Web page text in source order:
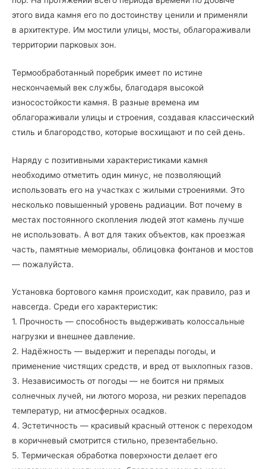
этого вида камня его по достоинству ценили и применяли
в архитектуре. Им мостили улицы, мосты, облагораживали
территории парковых зон.
Термообработанный поребрик имеет по истине
нескончаемый век службы, благодаря высокой
износостойкости камня. В разные времена им
облагораживали улицы и строения, создавая классический
стиль и благородство, которые восхищают и по сей день.
Наряду с позитивными характеристиками камня
необходимо отметить один минус, не позволяющий
использовать его на участках с жилыми строениями. Это
несколько повышенный уровень радиации. Вот почему в
местах постоянного скопления людей этот камень лучше
не использовать. А вот для таких объектов, как проезжая
часть, памятные мемориалы, облицовка фонтанов и мостов
— пожалуйста.
Установка бортового камня происходит, как правило, раз и
навсегда. Среди его характеристик:
1. Прочность — способность выдерживать колоссальные
нагрузки и внешнее давление.
2. Надёжность — выдержит и перепады погоды, и
применение чистящих средств, и вред от выхлопных газов.
3. Независимость от погоды — не боится ни прямых
солнечных лучей, ни лютого мороза, ни резких перепадов
температур, ни атмосферных осадков.
4. Эстетичность — красивый красный оттенок с переходом
в коричневый смотрится стильно, презентабельно.
5. Термическая обработка поверхности делает его